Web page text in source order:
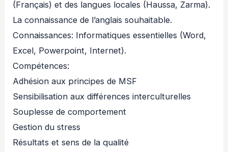
(Français) et des langues locales (Haussa, Zarma).
La connaissance de l’anglais souhaitable.
Connaissances: Informatiques essentielles (Word,
Excel, Powerpoint, Internet).
Compétences:
Adhésion aux principes de MSF
Sensibilisation aux différences interculturelles
Souplesse de comportement
Gestion du stress
Résultats et sens de la qualité